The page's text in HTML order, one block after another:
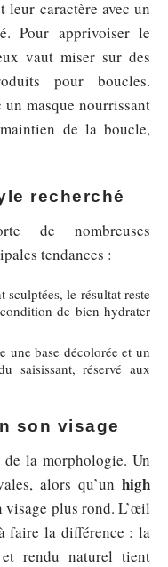
leur caractère avec un
Pour apprivoiser le
vaut miser sur des
pour boucles.
masque nourrissant
de la boucle,
recherché
de nombreuses
tendances :
sculptées, le résultat reste
de bien hydrater
une base décolorée et un
saisissant, réservé aux
son visage
la morphologie. Un
alors qu’un high
plus rond. L’œil
faire la différence : la
rendu naturel tient